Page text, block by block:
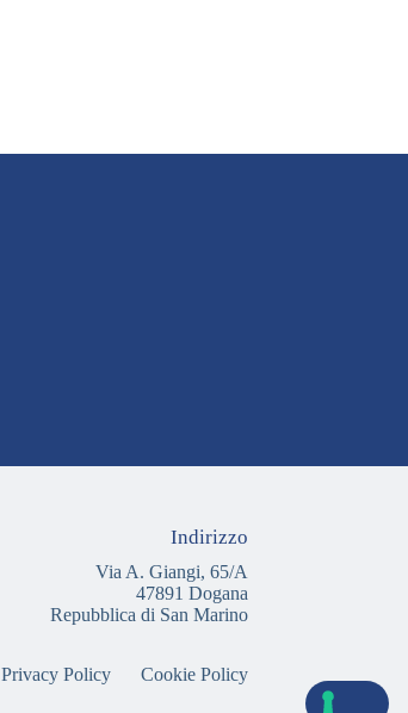
Indirizzo
Via A. Giangi, 65/A
47891 Dogana
Repubblica di San Marino
Privacy Policy Cookie Policy